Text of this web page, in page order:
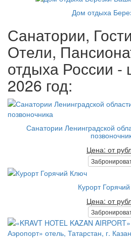
Дом отдыха
Санатории,
Отели,
отдыха России -
2026 год:
Санатории Ленинградской
Цена: от
Курорт
Цена: от